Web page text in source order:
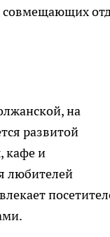
совмещающих
на
развитой
кафе и
любителей